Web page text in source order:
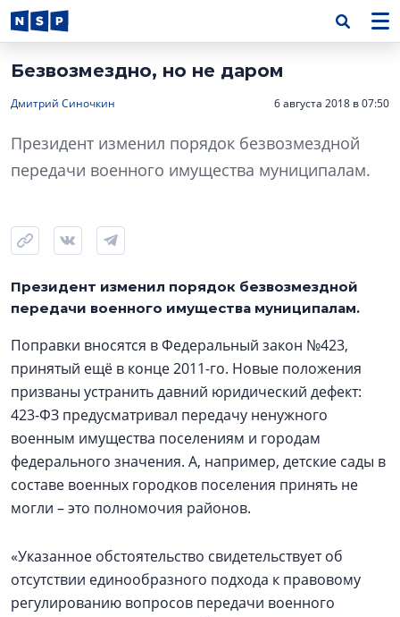
Безвозмездно, но не даром
Дмитрий Синочкин 6 августа 2018 в 07:50
Президент изменил порядок безвозмездной
передачи военного имущества муниципалам.
Президент изменил порядок безвозмездной
передачи военного имущества муниципалам.
Поправки вносятся в Федеральный закон №423,
принятый ещё в конце 2011-го. Новые положения
призваны устранить давний юридический дефект:
423-ФЗ предусматривал передачу ненужного
военным имущества поселениям и городам
федерального значения. А, например, детские сады в
составе военных городков поселения принять не
могли – это полномочия районов.
«Указанное обстоятельство свидетельствует об
отсутствии единообразного подхода к правовому
регулированию вопросов передачи военного